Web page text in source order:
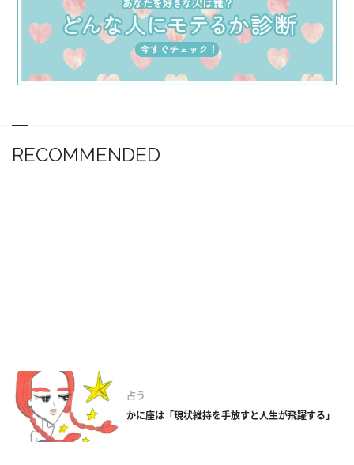
RECOMMENDED
占う
かに座は「現状維持を手放すと人生が飛躍する」